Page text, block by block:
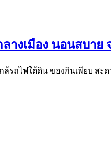
างเมือง นอนสบาย
ล้รถไฟใต้ดิน ของกินเพียบ สะ